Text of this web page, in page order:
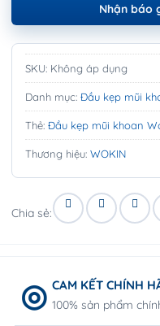
Nhận báo
SKU: Không áp dụng
Danh mục: Đầu kẹp mũi
Thẻ: Đầu kẹp mũi khoan
Thương hiệu: WOKIN
Chia sẻ:
CAM KẾT CHÍNH
100% sản phẩm